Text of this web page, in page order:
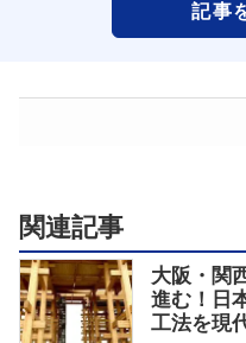
記事
関連記事
大阪・関
進む！日
工法を現